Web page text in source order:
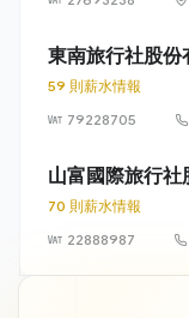
東南旅行社股份
59 則薪水情報
79228705
山富國際旅行社
70 則薪水情報
22888987